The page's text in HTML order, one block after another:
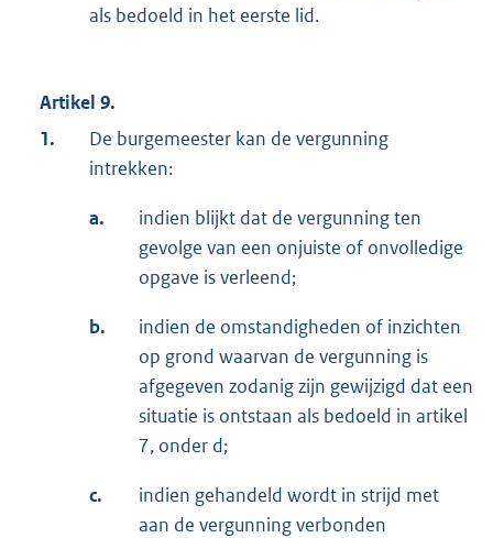
als bedoeld in het eerste lid.
Artikel 9.
1.
De burgemeester kan de vergunning
intrekken:
a.
indien blijkt dat de vergunning ten
gevolge van een onjuiste of onvolledige
opgave is verleend;
b.
indien de omstandigheden of inzichten
op grond waarvan de vergunning is
afgegeven zodanig zijn gewijzigd dat een
situatie is ontstaan als bedoeld in artikel
7, onder d;
c.
indien gehandeld wordt in strijd met
aan de vergunning verbonden